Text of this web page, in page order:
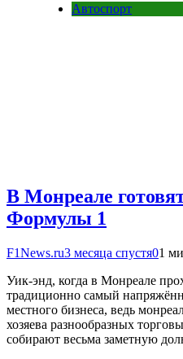
Автоспорт
В Монреале
Формулы 1
F1News.ru3 месяца спустя01
Уик-энд, когда в Монреале
традиционно самый
местного бизнеса, ведь
хозяева разнообразных
собирают весьма заметную